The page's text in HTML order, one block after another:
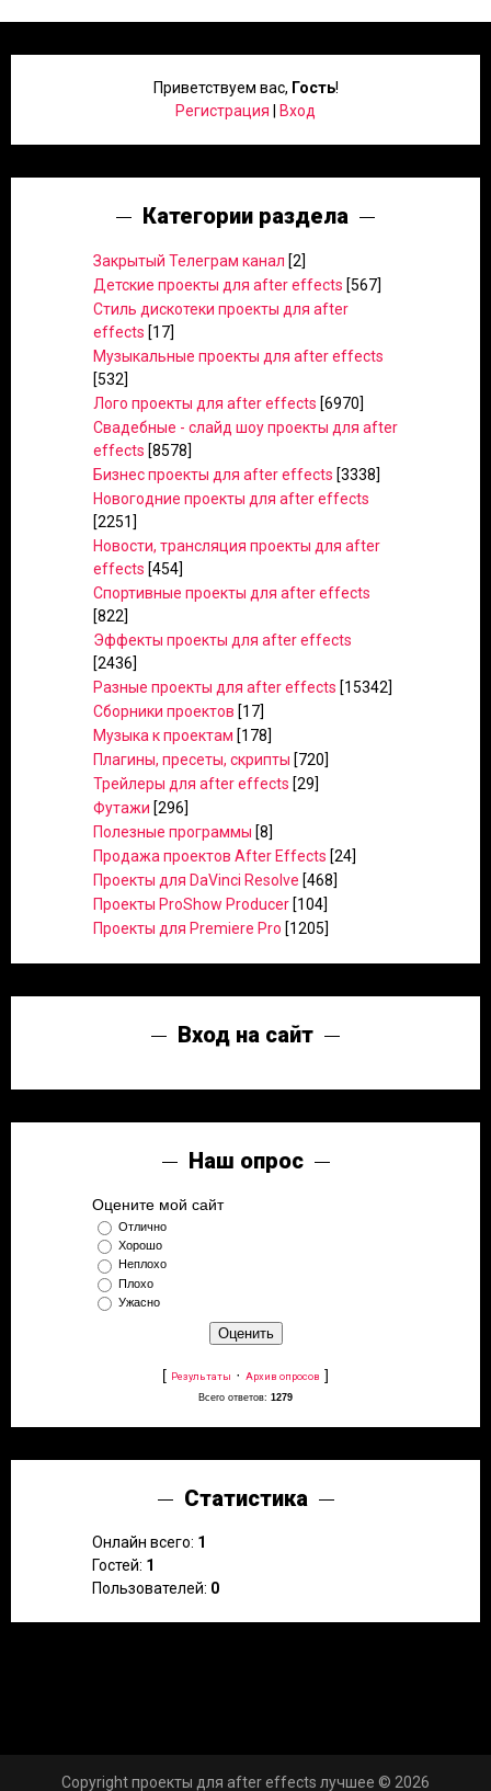
Приветствуем вас, Гость!
Регистрация
Вход
Категории раздела
Закрытый Телеграм канал [2]
Детские проекты для after effects [567]
Стиль дискотеки проекты для after
effects [17]
Музыкальные проекты для after effects
[532]
Лого проекты для after effects [6970]
Свадебные - слайд шоу проекты для after
effects [8578]
Бизнес проекты для after effects [3338]
Новогодние проекты для after effects
[2251]
Новости, трансляция проекты для after
effects [454]
Спортивные проекты для after effects
[822]
Эффекты проекты для after effects
[2436]
Разные проекты для after effects [15342]
Сборники проектов [17]
Музыка к проектам [178]
Плагины, пресеты, скрипты [720]
Трейлеры для after effects [29]
Футажи [296]
Полезные программы [8]
Продажа проектов After Effects [24]
Проекты для DaVinci Resolve [468]
Проекты ProShow Producer [104]
Проекты для Premiere Pro [1205]
Вход на сайт
Наш опрос
Оцените мой сайт
Отлично
Хорошо
Неплохо
Плохо
Ужасно
[ Результаты · Архив опросов ]
Всего ответов: 1279
Статистика
Онлайн всего: 1
Гостей: 1
Пользователей: 0
Copyright проекты для after effects лучшее © 2026